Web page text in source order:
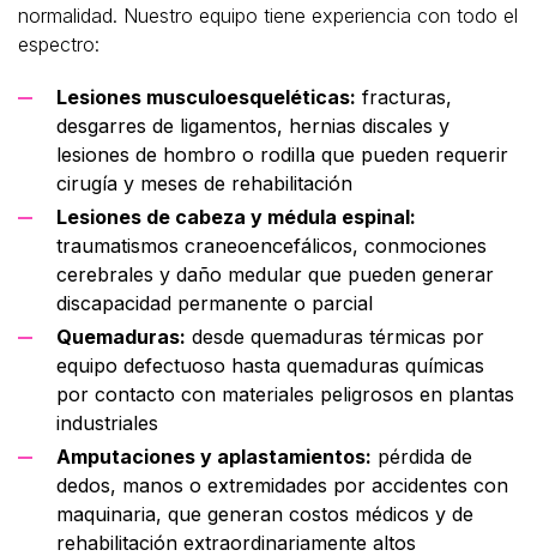
normalidad. Nuestro equipo tiene experiencia con todo el
espectro:
Lesiones musculoesqueléticas: fracturas,
desgarres de ligamentos, hernias discales y
lesiones de hombro o rodilla que pueden requerir
cirugía y meses de rehabilitación
Lesiones de cabeza y médula espinal:
traumatismos craneoencefálicos, conmociones
cerebrales y daño medular que pueden generar
discapacidad permanente o parcial
Quemaduras: desde quemaduras térmicas por
equipo defectuoso hasta quemaduras químicas
por contacto con materiales peligrosos en plantas
industriales
Amputaciones y aplastamientos: pérdida de
dedos, manos o extremidades por accidentes con
maquinaria, que generan costos médicos y de
rehabilitación extraordinariamente altos